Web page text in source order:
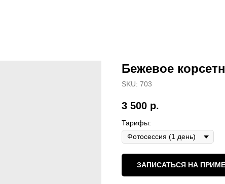
Бежевое
SKU: 703
3 500 р.
Тарифы:
ЗАПИСАТЬСЯ НА